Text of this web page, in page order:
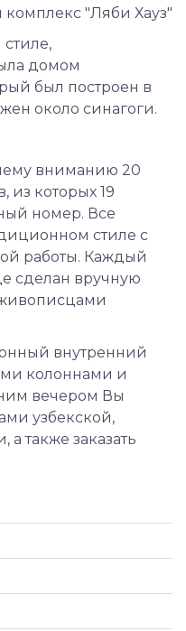
"Ляби Хауз"
домом
был построен в
около синагоги.
вниманию 20
из которых 19
номер. Все
стиле с
работы. Каждый
сделан вручную
внутренний
колоннами и
вечером Вы
узбекской,
а также заказать